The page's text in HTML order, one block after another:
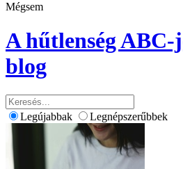
Mégsem
A hűtlenség ABC-
blog
Legújabbak Legnépszerűbbek